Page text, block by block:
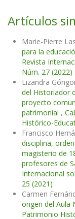
Artículos
Marie-Pierre
para la
Revista
Núm. 27 (2022)
Lizandra
del Historiador
proyecto
patrimonial ,
Histórico-
Francisco
disciplina,
magisterio de
profesores de
Internacional
25 (2021)
Carmen
origen del Aula
Patrimonio